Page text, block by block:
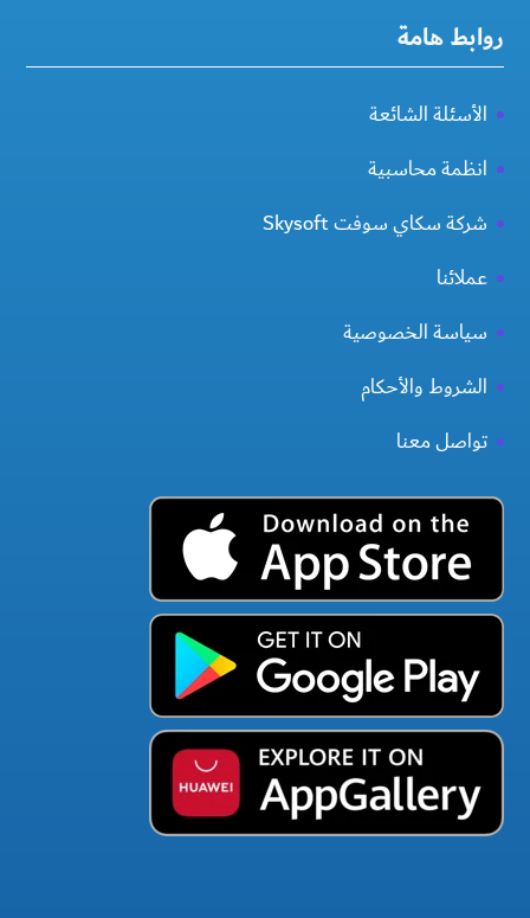
روابط هامة
الأسئلة الشائعة
انظمة محاسبية
شركة سكاي سوفت Skysoft
عملائنا
سياسة الخصوصية
الشروط والأحكام
تواصل معنا